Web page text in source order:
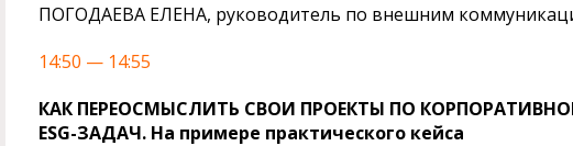
ПОГОДАЕВА ЕЛЕНА, руководитель по внешним
14:50 — 14:55
КАК ПЕРЕОСМЫСЛИТЬ СВОИ ПРОЕКТЫ ПО
ESG-ЗАДАЧ. На примере практического кейса